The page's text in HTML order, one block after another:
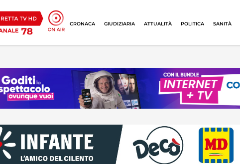
CRONACA GIUDIZIARIA ATTUALITÀ POLITICA SANITÀ